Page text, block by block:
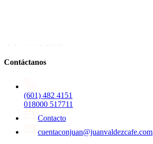
Contáctanos
(601) 482 4151
018000 517711
Contacto
cuentaconjuan@juanvaldezcafe.com